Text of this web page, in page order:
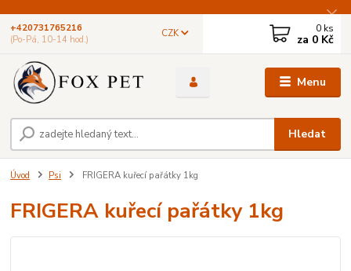
Menu
CZK
Hledat
+420731765216
(Po-Pá, 10-14 hod.)
0 ks
za 0 Kč
Úvod Psi FRIGERA kuřecí pařátky 1kg
FRIGERA kuřecí pařátky 1kg